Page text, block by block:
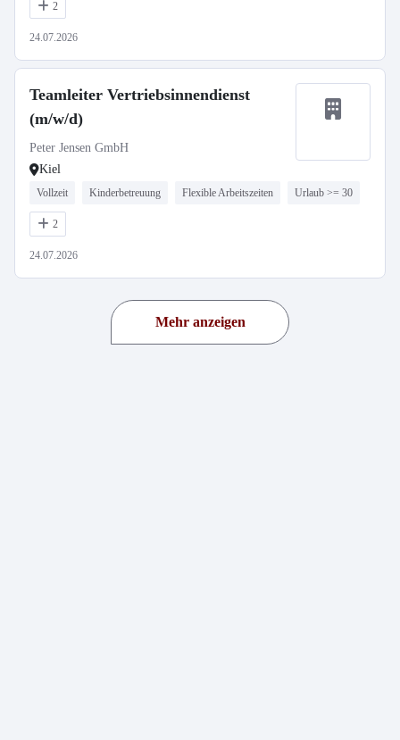
2
24.07.2026
Teamleiter Vertriebsinnendienst
(m/w/d)
Peter Jensen GmbH
Kiel
Vollzeit Kinderbetreuung Flexible Arbeitszeiten Urlaub >= 30
2
24.07.2026
Mehr anzeigen